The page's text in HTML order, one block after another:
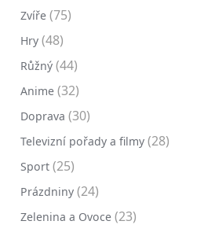
Zvíře (75)
Hry (48)
Růžný (44)
Anime (32)
Doprava (30)
Televizní pořady a filmy (28)
Sport (25)
Prázdniny (24)
Zelenina a Ovoce (23)